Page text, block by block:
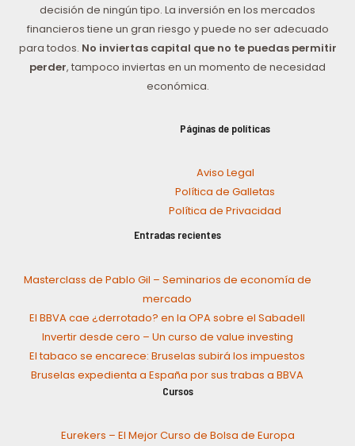
decisión de ningún tipo. La inversión en los mercados
financieros tiene un gran riesgo y puede no ser adecuado
para todos. No inviertas capital que no te puedas permitir
perder, tampoco inviertas en un momento de necesidad
económica.
Páginas de políticas
Aviso Legal
Política de Galletas
Política de Privacidad
Entradas recientes
Masterclass de Pablo Gil – Seminarios de economía de
mercado
El BBVA cae ¿derrotado? en la OPA sobre el Sabadell
Invertir desde cero – Un curso de value investing
El tabaco se encarece: Bruselas subirá los impuestos
Bruselas expedienta a España por sus trabas a BBVA
Cursos
Eurekers – El Mejor Curso de Bolsa de Europa